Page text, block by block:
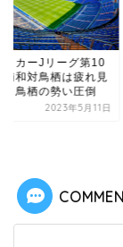
ッカーJリーグ第10
浦和対鳥栖は疲れ見
！鳥栖の勢い圧倒
2023年5月11日